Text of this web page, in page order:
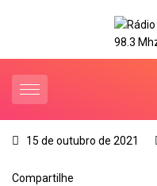
15 de outubro de 2021
Compartilhe